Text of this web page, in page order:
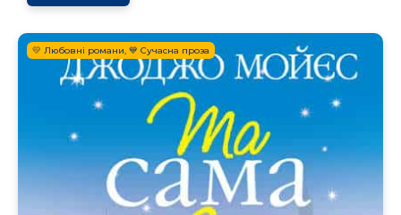
💛 Любовні романи, 💙 Сучасна проза